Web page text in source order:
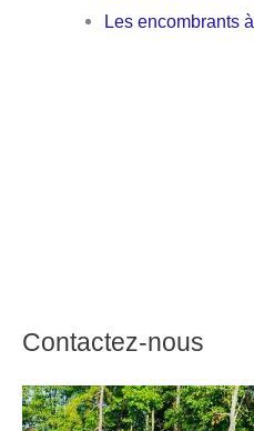
Les encombrants à
Contactez-nous